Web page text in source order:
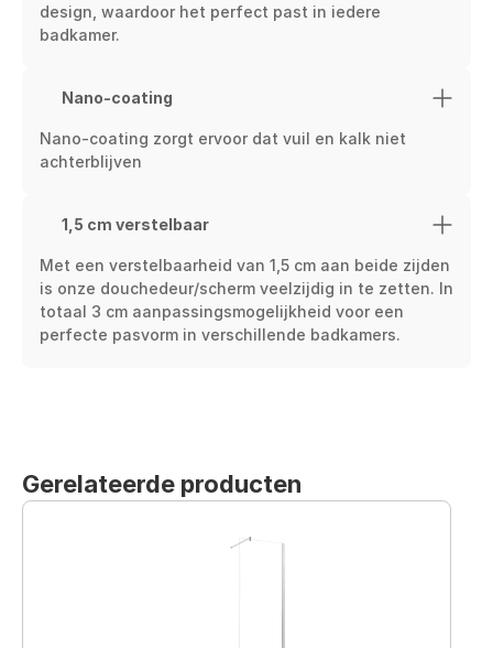
design, waardoor het perfect past in iedere
badkamer.
Nano-coating
Nano-coating zorgt ervoor dat vuil en kalk niet
achterblijven
1,5 cm verstelbaar
Met een verstelbaarheid van 1,5 cm aan beide zijden
is onze douchedeur/scherm veelzijdig in te zetten. In
totaal 3 cm aanpassingsmogelijkheid voor een
perfecte pasvorm in verschillende badkamers.
Gerelateerde producten